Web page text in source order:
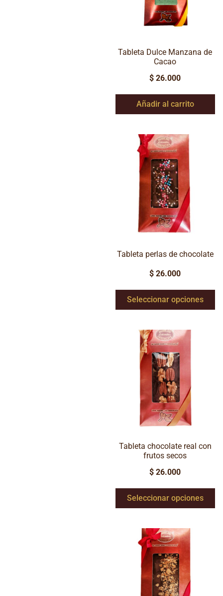
Tableta Dulce Manzana de
Cacao
$ 26.000
Añadir al carrito
Tableta perlas de chocolate
$ 26.000
Seleccionar opciones
Tableta chocolate real con
frutos secos
$ 26.000
Seleccionar opciones